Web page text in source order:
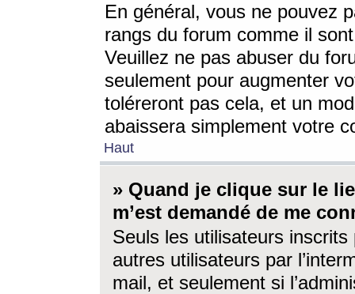
En général, vous ne pouvez
rangs du forum comme il
Veuillez ne pas abuser du
seulement pour augmenter
toléreront pas cela, et un
abaissera simplement votre
Haut
» Quand je clique sur le
m’est demandé de me
Seuls les utilisateurs
autres utilisateurs par
mail, et seulement si